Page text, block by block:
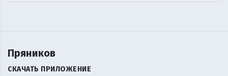
Пряников
СКАЧАТЬ ПРИЛОЖЕНИЕ